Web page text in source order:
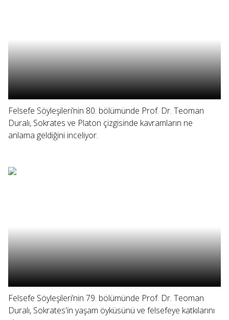
Felsefe Söyleşileri’nin 80. bölümünde Prof. Dr. Teoman
Duralı, Sokrates ve Platon çizgisinde kavramların ne
anlama geldiğini inceliyor.
Felsefe Söyleşileri’nin 79. bölümünde Prof. Dr. Teoman
Duralı, Sokrates'in yaşam öyküsünü ve felsefeye katkılarını